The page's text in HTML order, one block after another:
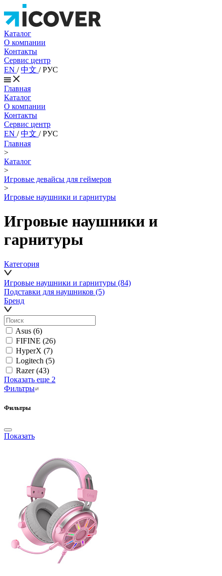
Каталог
О компании
Контакты
Сервис центр
EN /中文 /РУС
Главная
Каталог
О компании
Контакты
Сервис центр
EN /中文 /РУС
Главная
>
Каталог
>
Игровые девайсы для геймеров
>
Игровые наушники и гарнитуры
Игровые наушники и
гарнитуры
Категория
Игровые наушники и гарнитуры (84)
Подставки для наушников (5)
Бренд
Asus (6)
FIFINE (26)
HyperX (7)
Logitech (5)
Razer (43)
Показать еще 2
Фильтры
Фильтры
Показать